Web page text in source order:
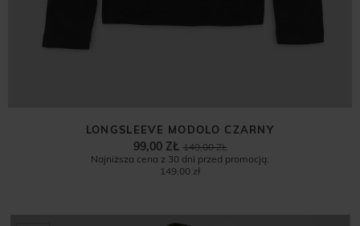
LONGSLEEVE MODOLO CZARNY
149,00 ZŁ
99,00 ZŁ
Najniższa cena z 30 dni przed promocją:
149,00 zł